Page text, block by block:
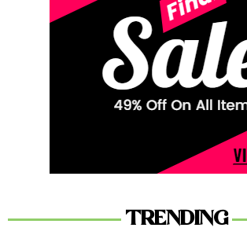
TRENDING